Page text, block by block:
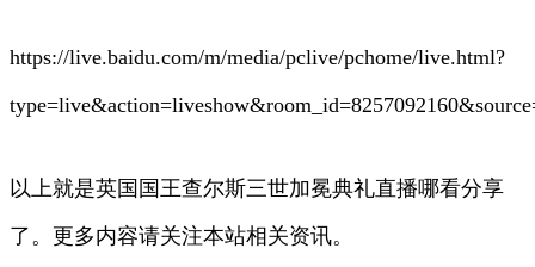
https://live.baidu.com/m/media/pclive/pchome/live.html?
以上就是英国国王查尔斯三世加冕典礼直播哪看分享
了。更多内容请关注本站相关资讯。